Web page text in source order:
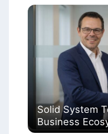
Solid System
Business